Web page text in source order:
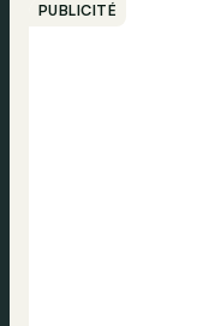
PUBLICITÉ